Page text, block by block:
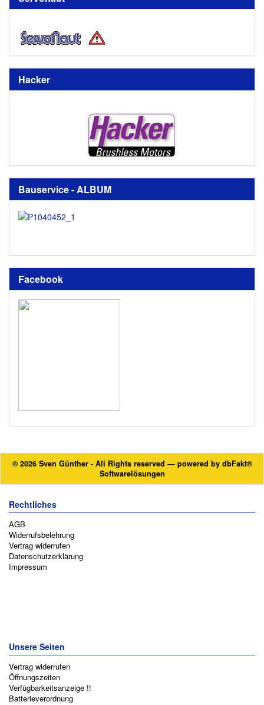
Hacker
Bauservice - ALBUM
Facebook
© 2026 Sven Günther - All Rights reserved — powered by dbFakt®
Softwarelösungen
Rechtliches
AGB
Widerrufsbelehrung
Vertrag widerrufen
Datenschutzerklärung
Impressum
Unsere Seiten
Vertrag widerrufen
Öffnungszeiten
Verfügbarkeitsanzeige !!
Batterieverordnung